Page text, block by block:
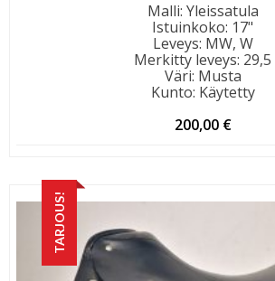
Malli: Yleissatula
Istuinkoko: 17"
Leveys: MW, W
Merkitty leveys: 29,5
Väri: Musta
Kunto: Käytetty
200,00 €
TARJOUS!